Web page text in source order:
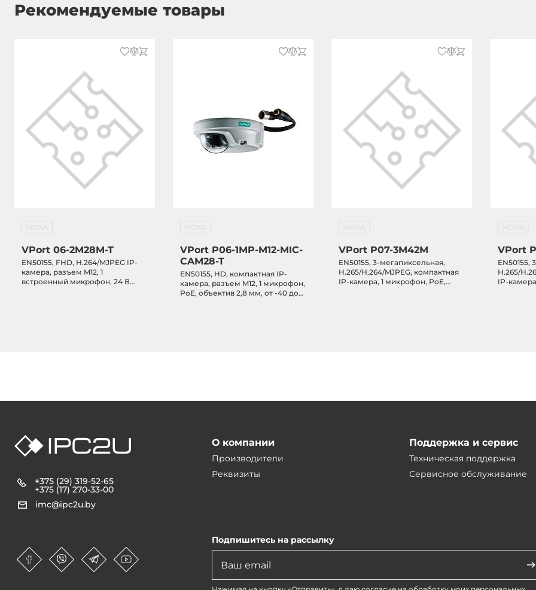
Рекомендуемые товары
VPort 06-2M28M-T
EN50155, FHD, H.264/MJPEG IP-
камера, разъем M12, 1
встроенный микрофон, 24 В
VPort P06-1MP-M12-MIC-
CAM28-T
EN50155, HD, компактная IP-
камера, разъем M12, 1 микрофон,
PoE, объектив 2,8 мм, от -40 до
VPort P07-3M42M
EN50155, 3-мегапиксельная,
H.265/H.264/MJPEG, компактная
IP-камера, 1 микрофон, PoE,
VPort
EN50155,
H.265/
IP-
+375 (29) 319-52-65
+375 (17) 270-33-00
imc@ipc2u.by
О компании
Производители
Реквизиты
Поддержка и сервис
Техническая поддержка
Сервисное обслуживание
Подпишитесь на рассылку